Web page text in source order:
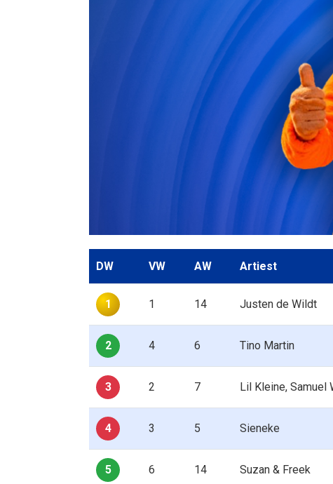
DW VW AW Artiest
1 1 14 Justen de Wildt
2 4 6 Tino Martin
3 2 7 Lil Kleine, Samuel
4 3 5 Sieneke
5 6 14 Suzan & Freek